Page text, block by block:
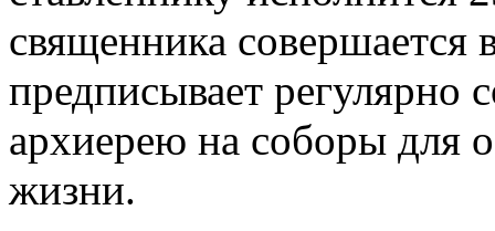
священника совершается
предписывает регулярно
архиерею на соборы для
жизни.